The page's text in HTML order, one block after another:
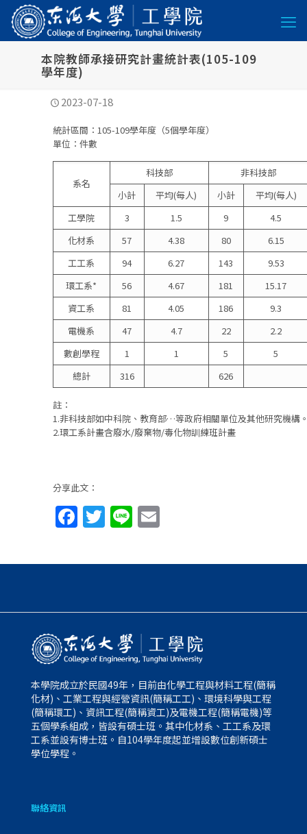
本院教師承接研究計畫統計表(105-109
學年度)
2023-07-18
統計區間：105-109學年度（5個學年度）
單位：件數
系名
科技部
非科技部
小計
平均(每人) 小計
平均(每人)
工學院
3 1.5 9
4.5
化材系
57 4.38 80
6.15
工工系
94 6.27 143
9.53
環工系*
56 4.67 181
15.17
資工系
81 4.05 186
9.3
電機系
47 4.7 22
2.2
數創學程
1 1 5
5
總計
316 626
註：
1.非科技部如中科院、教育部…等政府相關單位及其他研究機構
2.環工系計畫含廢水/廢棄物/毒化物訓練班計畫
分享此文：
Facebook
Twitter
LineEmail
本學院成立於民國49年，目前由化學工程與材料工程(簡稱
化材)、工業工程與經營資訊(簡稱工工)、環境科學與工程
(簡稱環工)、資訊工程(簡稱資工)及電機工程(簡稱電機)等
五個學系組成，皆設有碩士班。其中化材系、工工系及環
工系並設有博士班。自104學年度起並增設數位創新碩士
學位學程。
聯絡資訊